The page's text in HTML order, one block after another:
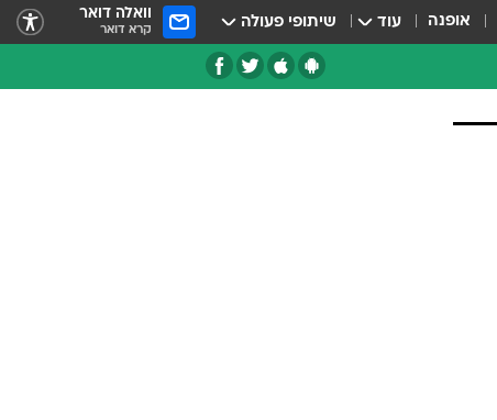
אופנה עוד שיתופי פעולה וואלה דואר
קרא דואר